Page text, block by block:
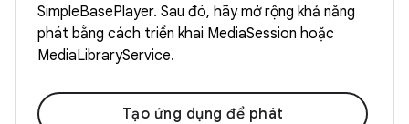
SimpleBasePlayer. Sau đó, hãy mở rộng khả năng
phát bằng cách triển khai MediaSession hoặc
MediaLibraryService.
Tạo ứng dụng để phát